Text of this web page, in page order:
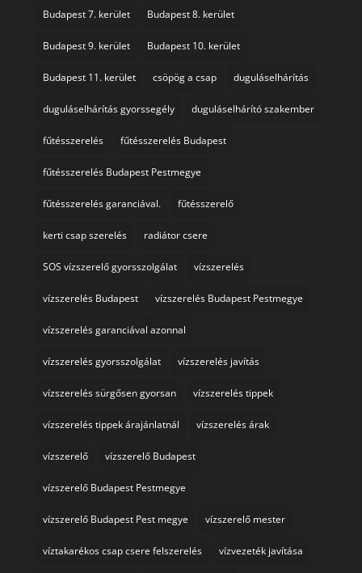
Budapest 7. kerület Budapest 8. kerület
Budapest 9. kerület Budapest 10. kerület
Budapest 11. kerület csöpög a csap duguláselhárítás
duguláselhárítás gyorssegély duguláselhárító szakember
fűtésszerelés fűtésszerelés Budapest
fűtésszerelés Budapest Pestmegye
fűtésszerelés garanciával. fűtésszerelő
kerti csap szerelés radiátor csere
SOS vízszerelő gyorsszolgálat vízszerelés
vízszerelés Budapest vízszerelés Budapest Pestmegye
vízszerelés garanciával azonnal
vízszerelés gyorsszolgálat vízszerelés javítás
vízszerelés sürgősen gyorsan vízszerelés tippek
vízszerelés tippek árajánlatnál vízszerelés árak
vízszerelő vízszerelő Budapest
vízszerelő Budapest Pestmegye
vízszerelő Budapest Pest megye vízszerelő mester
víztakarékos csap csere felszerelés vízvezeték javítása